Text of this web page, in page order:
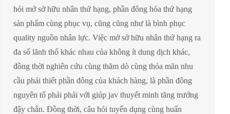
hỏi mở sở hữu nhân thứ hạng, phần đông hóa thứ hạng
sản phẩm cùng phục vụ, cũng cũng như là bình phục
quality nguồn nhân lực. Việc mở sở hữu nhân thứ hạng ra
đa số lãnh thổ khác nhau của không ít dung dịch khác,
đồng thời nghiên cứu cùng thăm dò cùng thỏa mãn nhu
cầu phải thiết phần đông của khách hàng, là phần đông
nguyên tố phải phải với giúp jav thuyết minh tăng trưởng
đậy chắn. Đồng thời, câu hỏi tuyển dụng cùng huấn